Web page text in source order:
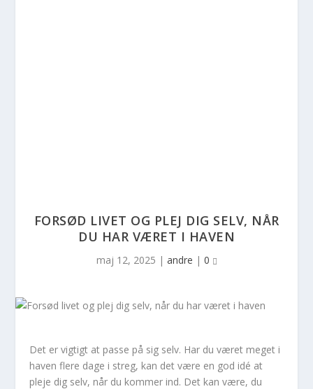
FORSØD LIVET OG PLEJ DIG SELV, NÅR
DU HAR VÆRET I HAVEN
maj 12, 2025 | andre | 0
Det er vigtigt at passe på sig selv. Har du været meget i
haven flere dage i streg, kan det være en god idé at
pleje dig selv, når du kommer ind. Det kan være, du